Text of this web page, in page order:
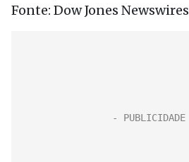
Fonte: Dow Jones Newswires